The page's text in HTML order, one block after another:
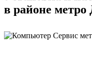
в районе